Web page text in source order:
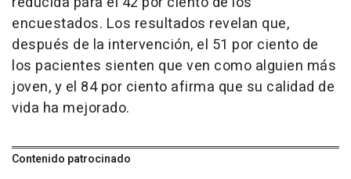
encuestados. Los resultados revelan que,
después de la intervención, el 51 por ciento de
los pacientes sienten que ven como alguien más
joven, y el 84 por ciento afirma que su calidad de
vida ha mejorado.
Contenido patrocinado